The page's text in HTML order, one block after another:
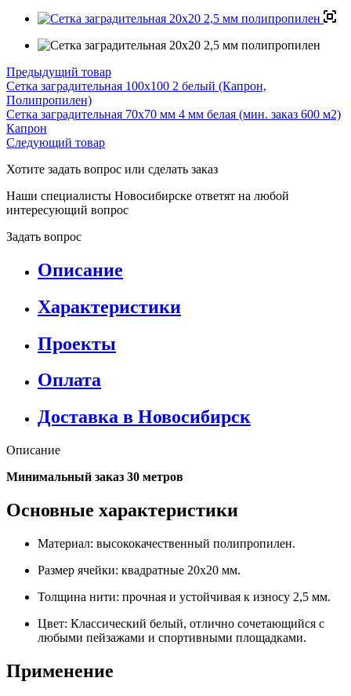
Предыдущий товар
Сетка заградительная 100х100 2 белый (Капрон,
Полипропилен)
Сетка заградительная 70х70 мм 4 мм белая (мин. заказ 600 м2)
Капрон
Следующий товар
Хотите задать вопрос или сделать заказ
Наши специалисты Новосибирске ответят на любой
интересующий вопрос
Задать вопрос
Описание
Характеристики
Проекты
Оплата
Доставка в Новосибирск
Описание
Минимальный заказ 30 метров
Основные характеристики
Материал: высококачественный полипропилен.
Размер ячейки: квадратные 20x20 мм.
Толщина нити: прочная и устойчивая к износу 2,5 мм.
Цвет: Классический белый, отлично сочетающийся с
любыми пейзажами и спортивными площадками.
Применение